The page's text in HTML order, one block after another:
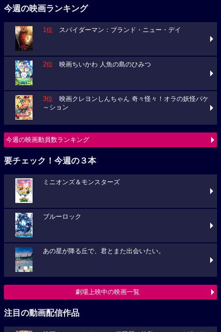
今週の映画ランキング
1位 スパイダーマン：ブランド・ニュー・デイ
2位 映画ちいかわ 人魚の島のひみつ
3位 映画クレヨンしんちゃん 奇々怪々！オラの妖怪バケ
～ション
今週の映画動員数ランキング
要チェック！今週の３本
ミニオンズ＆モンスターズ
ブルーロック
あの星が降る丘で、君とまた出会いたい。
劇場上映中の映画一覧
注目の動画配信作品